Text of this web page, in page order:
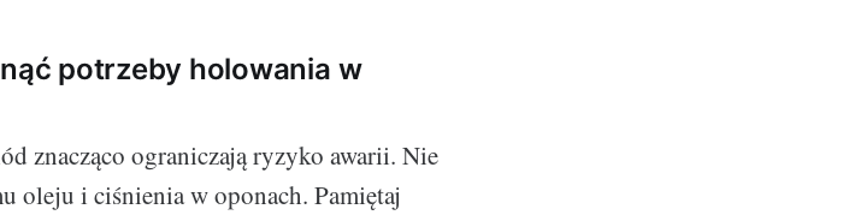
potrzeby holowania w
znacząco ograniczają ryzyko awarii. Nie
oleju i ciśnienia w oponach. Pamiętaj